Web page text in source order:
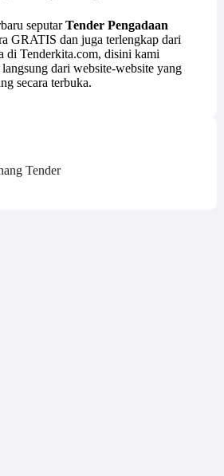
seputarTender Pengadaan
GRATIS dan juga terlengkap dari
di Tenderkita.com, disini kami
dari website-website yang
secara terbuka.
Tender